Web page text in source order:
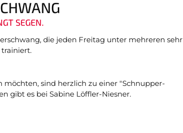
SEGEN.
die jeden Freitag unter mehreren sehr
sind herzlich zu einer "Schnupper-
gibt es bei Sabine Löffler-Niesner.